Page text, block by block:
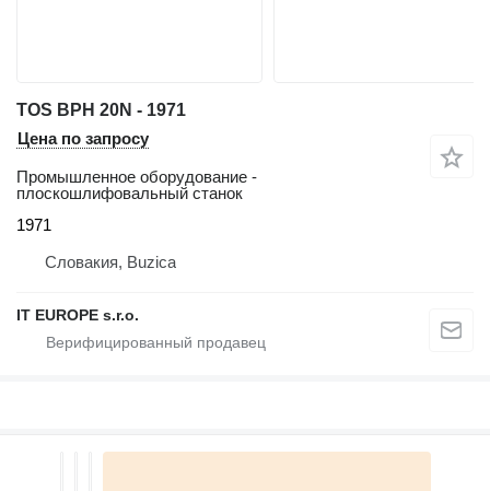
TOS BPH 20N - 1971
Цена по запросу
Промышленное оборудование -
плоскошлифовальный станок
1971
Словакия, Buzica
IT EUROPE s.r.o.